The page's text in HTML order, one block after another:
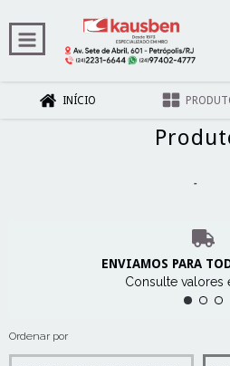
INÍCIO
-
ENVIAMOS PARA
Consulte valores
Ordenar por